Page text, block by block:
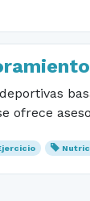
ofrece